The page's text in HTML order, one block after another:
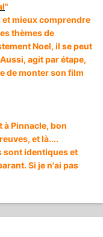
"
et mieux comprendre
thèmes de
Noel, il se peut
agit par étape,
de monter son film
à Pinnacle, bon
et là....
sont identiques et
Si je n'ai pas